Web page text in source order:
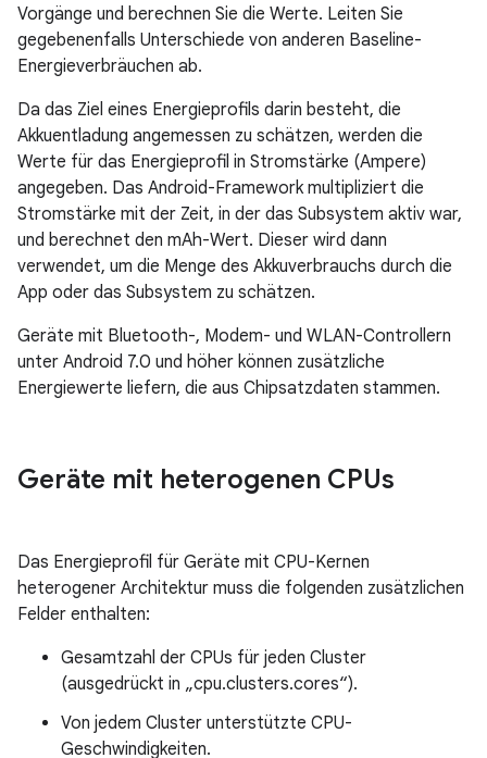
Vorgänge und berechnen Sie die Werte. Leiten Sie
gegebenenfalls Unterschiede von anderen Baseline-
Energieverbräuchen ab.
Da das Ziel eines Energieprofils darin besteht, die
Akkuentladung angemessen zu schätzen, werden die
Werte für das Energieprofil in Stromstärke (Ampere)
angegeben. Das Android-Framework multipliziert die
Stromstärke mit der Zeit, in der das Subsystem aktiv war,
und berechnet den mAh-Wert. Dieser wird dann
verwendet, um die Menge des Akkuverbrauchs durch die
App oder das Subsystem zu schätzen.
Geräte mit Bluetooth-, Modem- und WLAN-Controllern
unter Android 7.0 und höher können zusätzliche
Energiewerte liefern, die aus Chipsatzdaten stammen.
Geräte mit heterogenen CPUs
Das Energieprofil für Geräte mit CPU-Kernen
heterogener Architektur muss die folgenden zusätzlichen
Felder enthalten:
Gesamtzahl der CPUs für jeden Cluster
(ausgedrückt in „cpu.clusters.cores“).
Von jedem Cluster unterstützte CPU-
Geschwindigkeiten.